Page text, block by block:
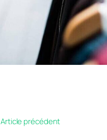
Article précédent